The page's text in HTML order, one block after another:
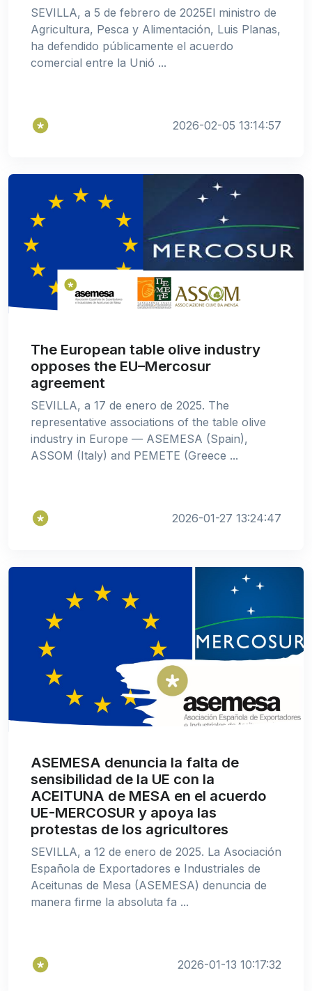
SEVILLA, a 5 de febrero de 2025El ministro de
Agricultura, Pesca y Alimentación, Luis Planas,
ha defendido públicamente el acuerdo
comercial entre la Unió ...
2026-02-05 13:14:57
The European table olive industry
opposes the EU–Mercosur
agreement
SEVILLA, a 17 de enero de 2025. The
representative associations of the table olive
industry in Europe — ASEMESA (Spain),
ASSOM (Italy) and PEMETE (Greece ...
2026-01-27 13:24:47
ASEMESA denuncia la falta de
sensibilidad de la UE con la
ACEITUNA de MESA en el acuerdo
UE-MERCOSUR y apoya las
protestas de los agricultores
SEVILLA, a 12 de enero de 2025. La Asociación
Española de Exportadores e Industriales de
Aceitunas de Mesa (ASEMESA) denuncia de
manera firme la absoluta fa ...
2026-01-13 10:17:32